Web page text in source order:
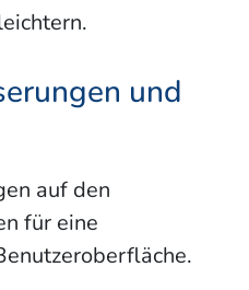
und
auf den
für eine